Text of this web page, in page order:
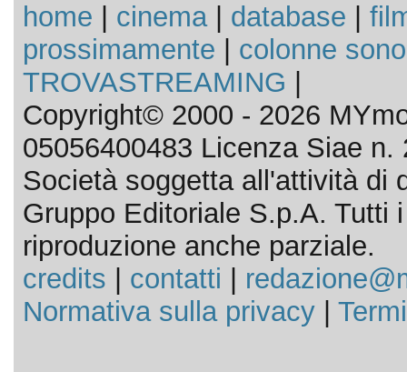
home cinema| database
prossimamente
colonne
TROVASTREAMING
Copyright© 2000 - 2026
05056400483 Licenza Siae n.
Società soggetta all'attività di
Gruppo Editoriale S.p.A. Tutti
riproduzione anche parziale.
credits
contatti
Normativa sulla privacy|